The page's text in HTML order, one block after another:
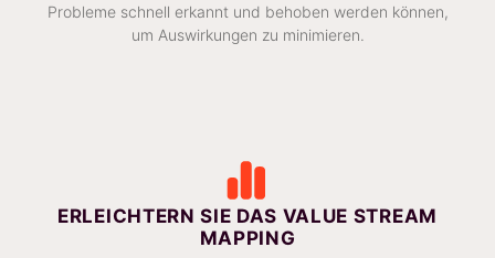
Probleme schnell erkannt und behoben werden können,
um Auswirkungen zu minimieren.
ERLEICHTERN SIE DAS VALUE STREAM
MAPPING